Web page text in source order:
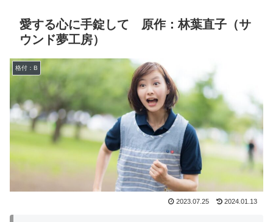
愛する心に手錠して 原作：林葉直子（サ
ウンド夢工房）
格付：B
2023.07.25 2024.01.13